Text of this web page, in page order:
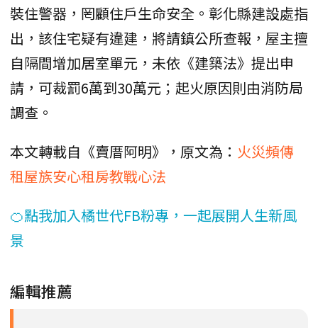
裝住警器，罔顧住戶生命安全。彰化縣建設處指
出，該住宅疑有違建，將請鎮公所查報，屋主擅
自隔間增加居室單元，未依《建築法》提出申
請，可裁罰6萬到30萬元；起火原因則由消防局
調查。
本文轉載自《賣厝阿明》，原文為： 火災頻傳
租屋族安心租房教戰心法
🍊點我加入橘世代FB粉專，一起展開人生新風
景
編輯推薦